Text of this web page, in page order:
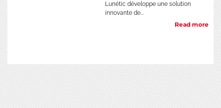
Lunétic développe une solution
innovante de...
Read more